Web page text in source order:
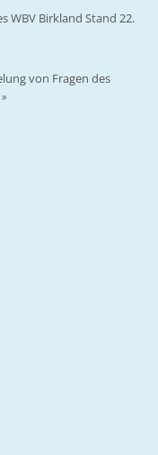
WBV Birkland Stand 22.
von Fragen des